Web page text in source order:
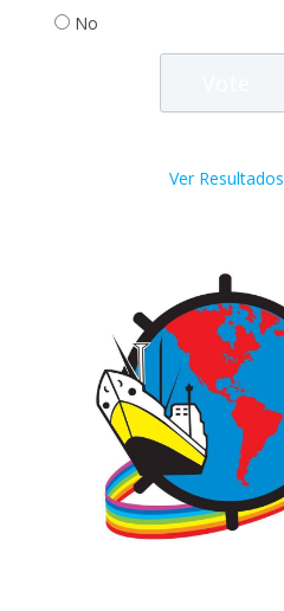
No
Ver Resultados